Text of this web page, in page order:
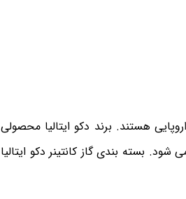
هستند. برند دکو ایتالیا محصولی
بسته بندی گاز کانتینر دکو ایتالیا